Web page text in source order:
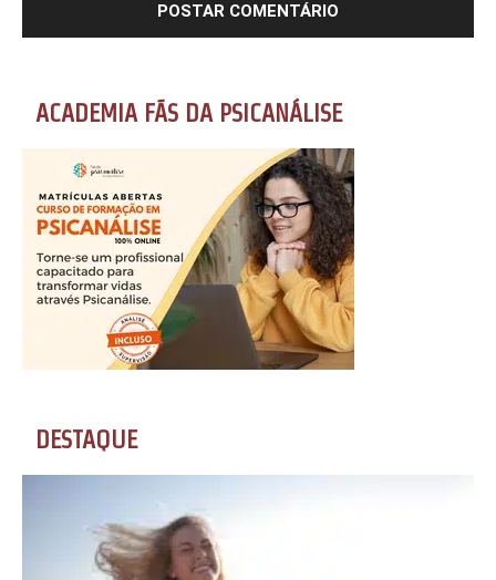
ACADEMIA FÃS DA PSICANÁLISE
DESTAQUE